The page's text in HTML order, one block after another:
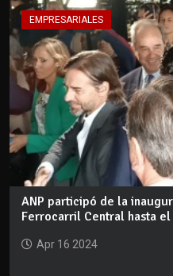
EMPRESARIALES
ANP participó de la
Ferrocarril Central hasta
Apr 16 2024